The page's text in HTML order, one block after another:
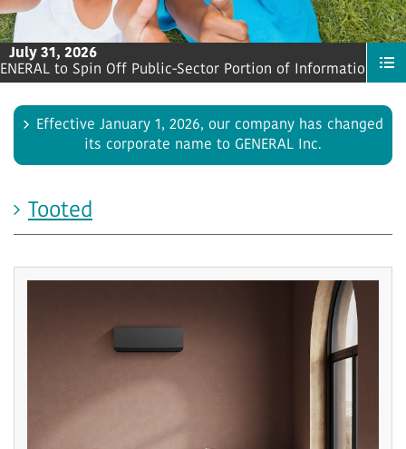
a “Strategic Advisor” for Store Managers
July 31, 2026
to Spin Off Public-Sector Portion of Information and
Effective January 1, 2026, our company has changed
its corporate name to GENERAL Inc.
Tooted